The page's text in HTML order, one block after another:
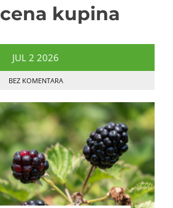
cena kupina
JUL 2 2026
BEZ KOMENTARA